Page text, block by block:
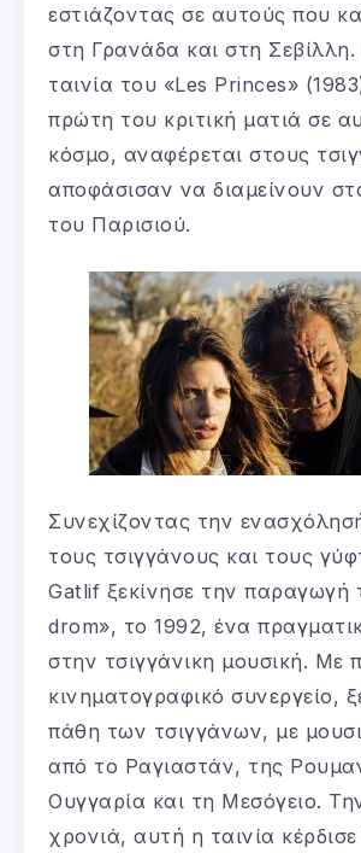
εστιάζοντας σε αυτούς που
στη Γρανάδα και στη
ταινία του «Les Princes»
πρώτη του κριτική ματιά σε
κόσμο, αναφέρεται στους
αποφάσισαν να διαμείνουν
του Παρισιού.
Συνεχίζοντας την
τους τσιγγάνους και τους
Gatlif ξεκίνησε την παραγωγή
drom», το 1992, ένα
στην τσιγγάνικη μουσική. Με
κινηματογραφικό συνεργείο,
πάθη των τσιγγάνων, με
από το Ραγιαστάν, της
Ουγγαρία και τη Μεσόγειο.
χρονιά, αυτή η ταινία